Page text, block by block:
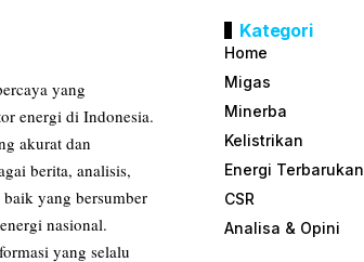
yang
energi di Indonesia.
akurat dan
berita, analisis,
yang bersumber
nasional.
yang selalu
Kategori
Home
Migas
Minerba
Kelistrikan
Energi Terbarukan
CSR
Analisa & Opini